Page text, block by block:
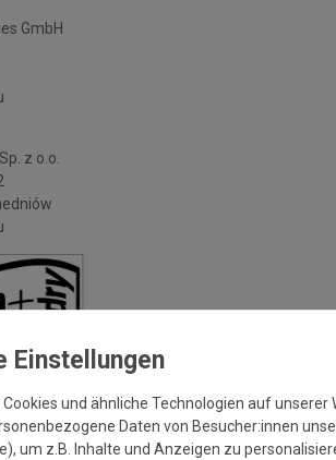
GmbH
z o.o.
und ähnliche Technologien auf unserer
Daten von Besucher:innen
um z.B. Inhalte und Anzeigen zu